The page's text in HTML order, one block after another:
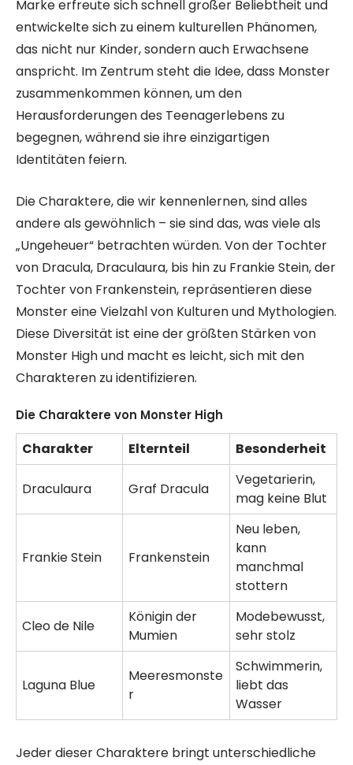
Marke erfreute sich schnell großer Beliebtheit und
entwickelte sich zu einem kulturellen Phänomen,
das nicht nur Kinder, sondern auch Erwachsene
anspricht. Im Zentrum steht die Idee, dass Monster
zusammenkommen können, um den
Herausforderungen des Teenagerlebens zu
begegnen, während sie ihre einzigartigen
Identitäten feiern.
Die Charaktere, die wir kennenlernen, sind alles
andere als gewöhnlich – sie sind das, was viele als
„Ungeheuer“ betrachten würden. Von der Tochter
von Dracula, Draculaura, bis hin zu Frankie Stein, der
Tochter von Frankenstein, repräsentieren diese
Monster eine Vielzahl von Kulturen und Mythologien.
Diese Diversität ist eine der größten Stärken von
Monster High und macht es leicht, sich mit den
Charakteren zu identifizieren.
Die Charaktere von Monster High
Charakter Elternteil Besonderheit
Draculaura Graf Dracula
Vegetarierin,
mag keine Blut
Frankie Stein Frankenstein
Neu leben,
kann
manchmal
stottern
Cleo de Nile
Königin der
Mumien
Modebewusst,
sehr stolz
Laguna Blue
Meeresmonste
r
Schwimmerin,
liebt das
Wasser
Jeder dieser Charaktere bringt unterschiedliche